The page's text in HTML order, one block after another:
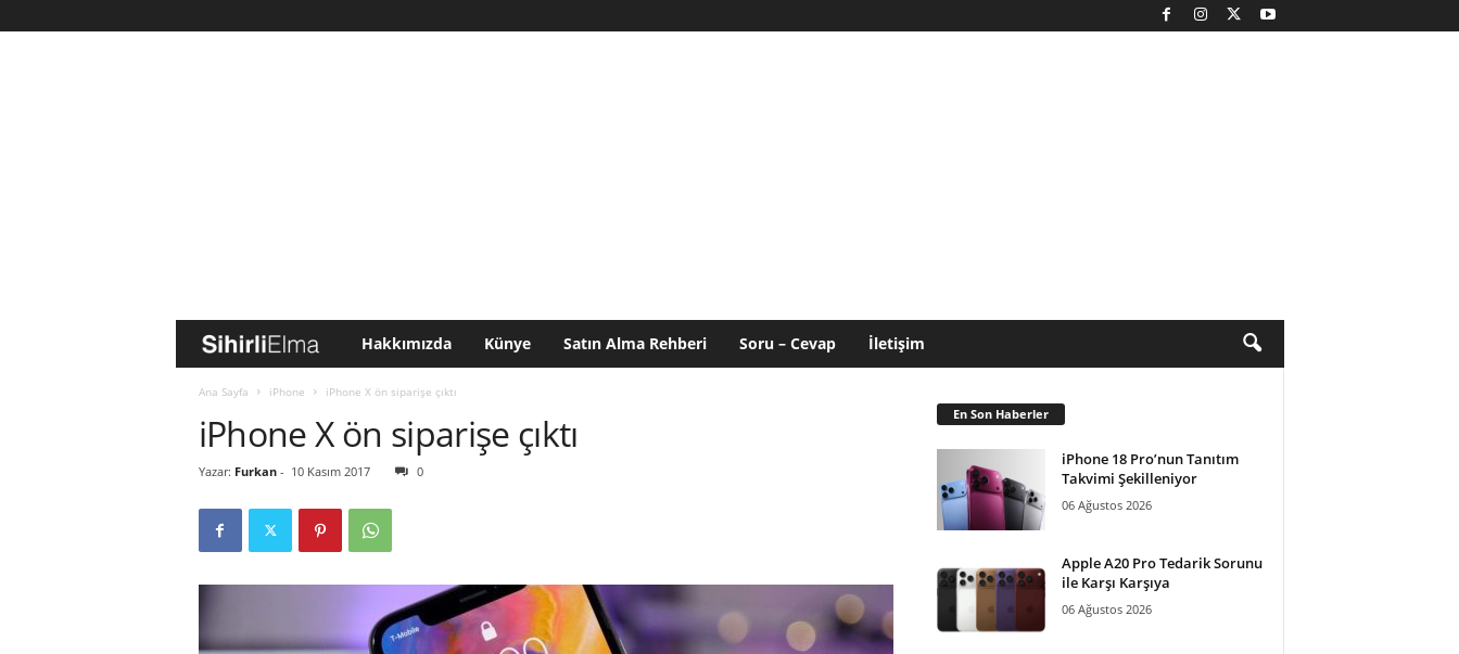
i
h
l
Hakkımızda Künye Satın Alma Rehberi Soru – Cevap İletişim
Ana Sayfa iPhone iPhone X ön siparişe çıktı
iPhone X ön siparişe çıktı
Yazar: Furkan- 10 Kasım 2017 0
En Son Haberler
iPhone 18 Pro’nun Tanıtım
Takvimi Şekilleniyor
06 Ağustos 2026
Apple A20 Pro Tedarik Sorunu
ile Karşı Karşıya
06 Ağustos 2026